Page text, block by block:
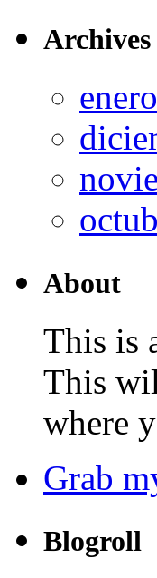
Archives
About
This is
This
where
Grab
Blogroll